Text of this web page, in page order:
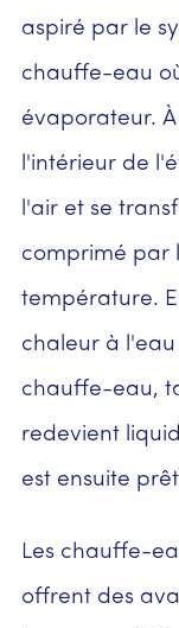
aspiré par le
chauffe-eau
évaporateur.
l'intérieur de
l'air et se
comprimé par
température.
chaleur à
chauffe-eau,
redevient
est ensuite
Les chauffe-
offrent des